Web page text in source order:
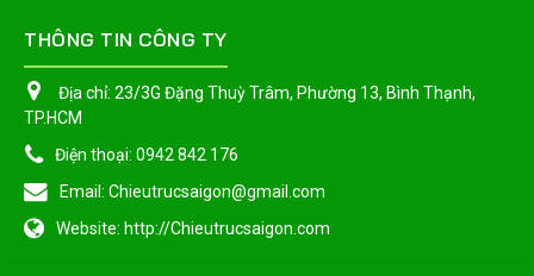
THÔNG TIN CÔNG TY
Địa chỉ: 23/3G Đặng Thuỳ Trâm, Phường 13, Bình Thạnh,
TP.HCM
Điện thoại: 0942 842 176
Email: Chieutrucsaigon@gmail.com
Website: http://Chieutrucsaigon.com